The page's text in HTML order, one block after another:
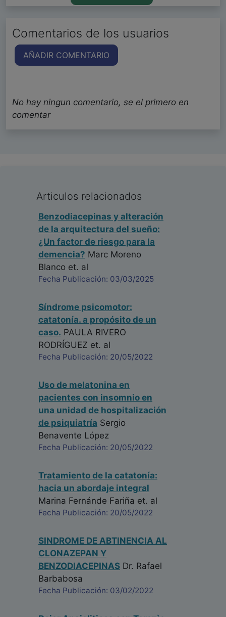
Comentarios de los usuarios
AÑADIR COMENTARIO
No hay ningun comentario, se el primero en
comentar
Articulos relacionados
Benzodiacepinas y alteración
de la arquitectura del sueño:
¿Un factor de riesgo para la
demencia? Marc Moreno
Blanco et. al
Fecha Publicación: 03/03/2025
Síndrome psicomotor:
catatonía. a propósito de un
caso. PAULA RIVERO
RODRÍGUEZ et. al
Fecha Publicación: 20/05/2022
Uso de melatonina en
pacientes con insomnio en
una unidad de hospitalización
de psiquiatría Sergio
Benavente López
Fecha Publicación: 20/05/2022
Tratamiento de la catatonía:
hacia un abordaje integral
Marina Fernánde Fariña et. al
Fecha Publicación: 20/05/2022
SINDROME DE ABTINENCIA AL
CLONAZEPAN Y
BENZODIACEPINAS Dr. Rafael
Barbabosa
Fecha Publicación: 03/02/2022